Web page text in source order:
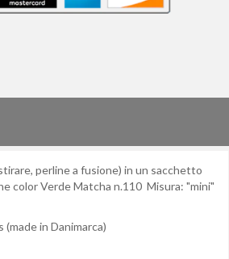
perline a fusione) in un sacchetto
color Verde Matcha n.110 Misura: "mini"
in Danimarca)